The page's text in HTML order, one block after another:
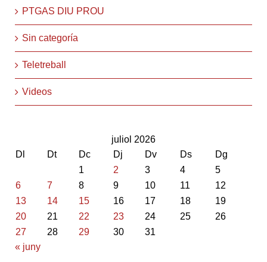
PTGAS DIU PROU
Sin categoría
Teletreball
Videos
juliol 2026
Dl
Dt Dc Dj Dv Ds
Dg
1
2 3 4
5
6
7 8 9 10 11
12
13
14 15 16 17 18
19
20
21 22 23 24 25
26
27
28 29 30
31
« juny